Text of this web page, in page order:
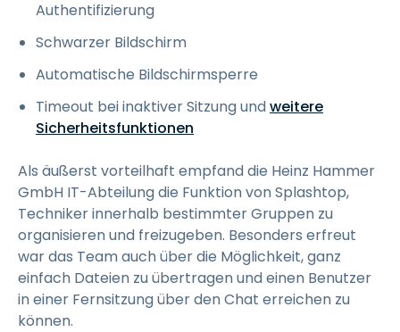
Authentifizierung
Schwarzer Bildschirm
Automatische Bildschirmsperre
Timeout bei inaktiver Sitzung undweitere
Sicherheitsfunktionen
Als äußerst vorteilhaft empfand die Heinz Hammer
GmbH IT-Abteilung die Funktion von Splashtop,
Techniker innerhalb bestimmter Gruppen zu
organisieren und freizugeben. Besonders erfreut
war das Team auch über die Möglichkeit, ganz
einfach Dateien zu übertragen und einen Benutzer
in einer Fernsitzung über den Chat erreichen zu
können.